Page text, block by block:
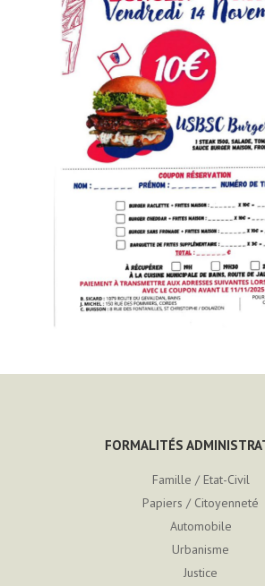
FORMALITÉS
Famille / Etat-Civil
Papiers / Citoyenneté
Automobile
Urbanisme
Justice